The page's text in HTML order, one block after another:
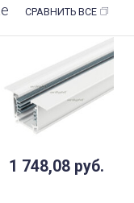
СРАВНИТЬ ВСЕ
1 748,08 руб.